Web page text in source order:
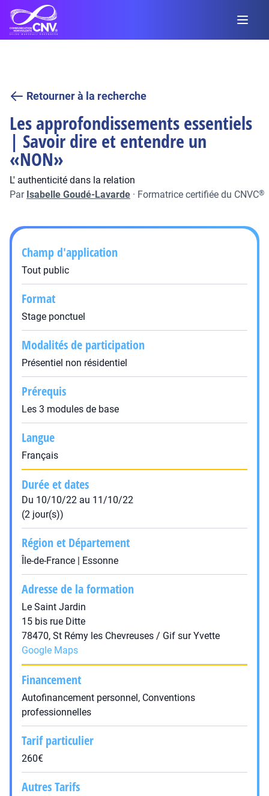
Retourner à la recherche
Les approfondissements essentiels
| Savoir dire et entendre un
«NON»
L' authenticité dans la relation
Par Isabelle Goudé-Lavarde · Formatrice certifiée du CNVC®
Champ d'application
Tout public
Format
Stage ponctuel
Modalités de participation
Présentiel non résidentiel
Prérequis
Les 3 modules de base
Langue
Français
Durée et dates
Du 10/10/22 au 11/10/22
(2 jour(s))
Région et Département
Île-de-France | Essonne
Adresse de la formation
Le Saint Jardin
15 bis rue Ditte
78470, St Rémy les Chevreuses / Gif sur Yvette
Google Maps
Financement
Autofinancement personnel, Conventions
professionnelles
Tarif particulier
260€
Autres Tarifs